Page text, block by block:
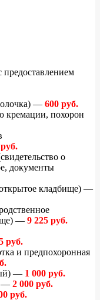
предоставлением
— 600 руб.
кремации, похорон
о
документы
кладбище) —
— 9 225 руб.
руб.
и предпохоронная
— 1 000 руб.
— 2 000 руб.
руб.